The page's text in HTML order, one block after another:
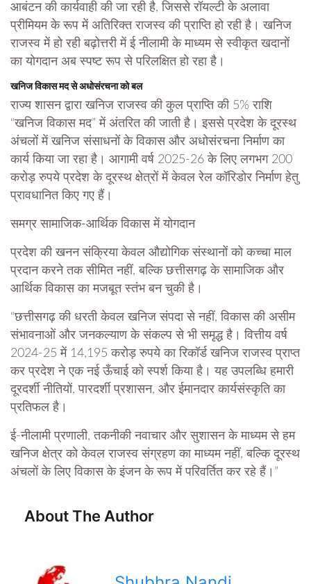
आबंटन की कार्यवाही की जा रही है, जिससे रॉयल्टी के अलावा
प्रीमियम के रूप में अतिरिक्त राजस्व की प्राप्ति हो रही है। खनिज
राजस्व में हो रही बढ़ोत्तरी में ई नीलामी के माध्यम से स्वीकृत खदानों
का योगदान अब स्पष्ट रूप से परिलक्षित हो रहा है।
खनिज विकास मद से अधोसंरचना को बल
राज्य शासन द्वारा खनिज राजस्व की कुल प्राप्ति की 5% राशि
“खनिज विकास मद” में अंतरित की जाती है। इससे प्रदेश के दूरस्थ
अंचलों में खनिज संसाधनों के विकास और अधोसंरचना निर्माण का
कार्य किया जा रहा है। आगामी वर्ष 2025-26 के लिए लगभग 200
करोड़ रुपये प्रदेश के दूरस्थ क्षेत्रों में केवल रेल कॉरिडोर निर्माण हेतु
प्रावधानित किए गए हैं।
समग्र सामाजिक-आर्थिक विकास में योगदान
प्रदेश की खनन संक्रिया केवल औद्योगिक संस्थानों को कच्चा माल
प्रदान करने तक सीमित नहीं, बल्कि छत्तीसगढ़ के सामाजिक और
आर्थिक विकास का मजबूत स्तंभ बन चुकी है।
“छत्तीसगढ़ की धरती केवल खनिज संपदा से नहीं, विकास की असीम
संभावनाओं और जनकल्याण के संकल्प से भी समृद्ध है। वित्तीय वर्ष
2024-25 में 14,195 करोड़ रुपये का रिकॉर्ड खनिज राजस्व प्राप्त
कर प्रदेश ने एक नई ऊँचाई को स्पर्श किया है। यह उपलब्धि हमारी
दूरदर्शी नीतियों, पारदर्शी प्रशासन, और ईमानदार कार्यसंस्कृति का
प्रतिफल है।
ई-नीलामी प्रणाली, तकनीकी नवाचार और सुशासन के माध्यम से हम
खनिज क्षेत्र को केवल राजस्व संग्रहण का माध्यम नहीं, बल्कि दूरस्थ
अंचलों के लिए विकास के इंजन के रूप में परिवर्तित कर रहे हैं।”
About The Author